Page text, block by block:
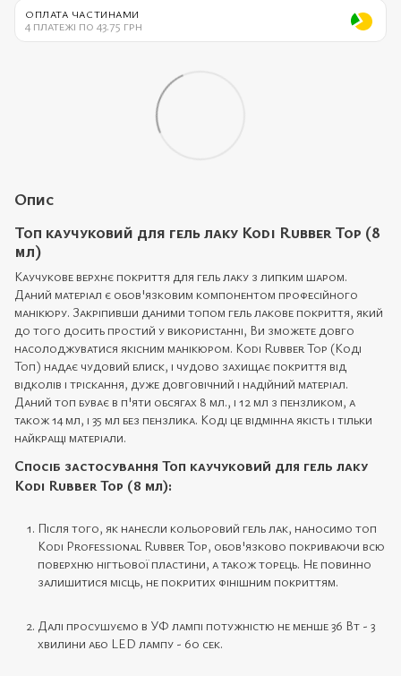
ОПЛАТА ЧАСТИНАМИ
4 платежі по 43.75 грн
Опис
Топ каучуковий для гель лаку Kodi Rubber Top (8
мл)
Каучукове верхнє покриття для гель лаку з липким шаром.
Даний матеріал є обов'язковим компонентом професійного
манікюру. Закріпивши даними топом гель лакове покриття, який
до того досить простий у використанні, Ви зможете довго
насолоджуватися якісним манікюром. Kodi Rubber Top (Коді
Топ) надає чудовий блиск, і чудово захищає покриття від
відколів і тріскання, дуже довговічний і надійний матеріал.
Даний топ буває в п'яти обсягах 8 мл., і 12 мл з пензликом, а
також 14 мл, і 35 мл без пензлика. Коді це відмінна якість і тільки
найкращі матеріали.
Спосіб застосування Топ каучуковий для гель лаку
Kodi Rubber Top (8 мл):
Після того, як нанесли кольоровий гель лак, наносимо топ
Kodi Professional Rubber Top, обов'язково покриваючи всю
поверхню нігтьової пластини, а також торець. Не повинно
залишитися місць, не покритих фінішним покриттям.
Далі просушуємо в УФ лампі потужністю не менше 36 Вт - 3
хвилини або LED лампу - 60 сек.